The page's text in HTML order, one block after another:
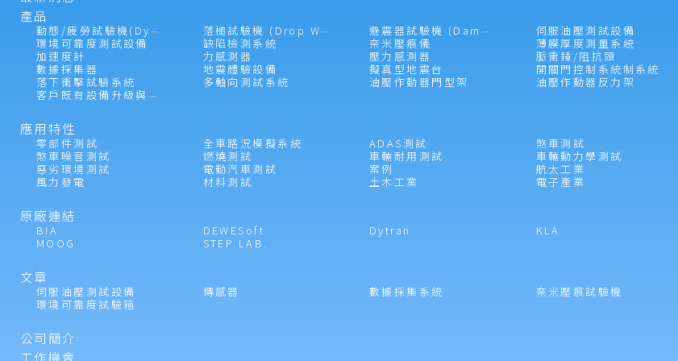
產品
動態/疲勞試驗機(Dynamic Tester) 落槌試驗機 (Drop Weight Impacter) 避震器試驗機 (Damper Tester)
伺服油壓測試設備
環境可靠度測試設備
缺陷檢測系統 奈米壓痕儀
薄膜厚度測量系統
加速度計
力感測器 壓力感測器
脈衝錘/阻抗頭
數據採集器
地震體驗設備 擬真型地震台
開關門控制系統制系統
落下衝擊試驗系統
多軸向測試系統 油壓作動器門型架 油壓作動器反力架
客戶既有設備升級與維護服務
應用特性
零部件測試 全車路況模擬系統 ADAS測試
煞車測試
煞車噪音測試
燃燒測試 車輛耐用測試
車輛動力學測試
惡劣環境測試
電動汽車測試 案例
航太工業
風力發電
材料測試 土木工業 電子產業
原廠連結
BIA DEWESoft Dytran
KLA
MOOG
STEP LAB.
文章
伺服油壓測試設備 傳感器 數據採集系統
奈米壓痕試驗機
環境可靠度試驗箱
公司簡介
工作機會